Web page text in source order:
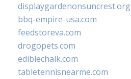
displaygardenonsuncrest.org
bbq-empire-usa.com
feedstoreva.com
drogopets.com
ediblechalk.com
tabletennisnearme.com